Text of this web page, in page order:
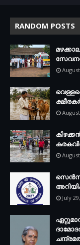
RANDOM POSTS
July